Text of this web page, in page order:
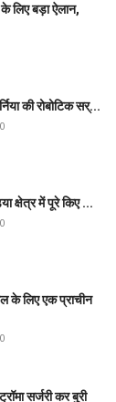
लिए बड़ा ऐलान,
की रोबोटिक सर्...
0
क्षेत्र में पूरे किए ...
0
के लिए एक प्राचीन
0
सर्जरी कर बुरी